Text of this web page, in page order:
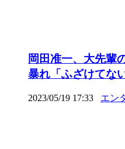
岡田准一、大先輩
暴れ「ふざけてな
2023/05/19 17:33 エン